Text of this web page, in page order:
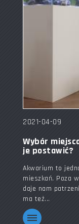
2021-04-09
Wybór
je postawić?
Akwarium to
mieszkań. Poza
daje nam
ma też...